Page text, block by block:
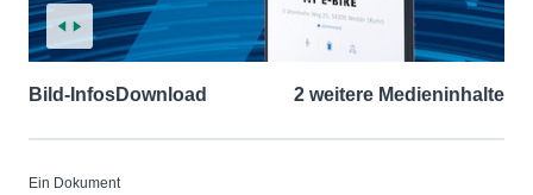
Bild-InfosDownload 2 weitere Medieninhalte
Ein Dokument